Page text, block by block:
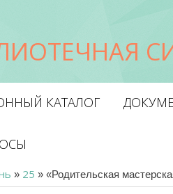
КАТАЛОГ
» 25 » «Родительская